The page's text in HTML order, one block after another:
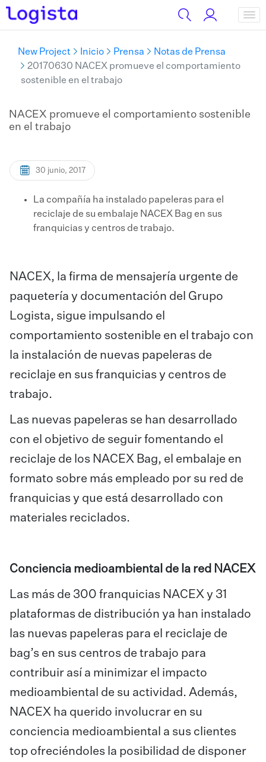
New Project Inicio Prensa
Notas de Prensa
20170630 NACEX promueve el comportamiento
sostenible en el trabajo
NACEX promueve el comportamiento sostenible
en el trabajo
30 junio, 2017
La compañía ha instalado papeleras para el
reciclaje de su embalaje NACEX Bag en sus
franquicias y centros de trabajo.
NACEX, la firma de mensajería urgente de
paquetería y documentación del Grupo
Logista, sigue impulsando el
comportamiento sostenible en el trabajo con
la instalación de nuevas papeleras de
reciclaje en sus franquicias y centros de
trabajo.
Las nuevas papeleras se han desarrollado
con el objetivo de seguir fomentando el
reciclaje de los NACEX Bag, el embalaje en
formato sobre más empleado por su red de
franquicias y que está desarrollado con
materiales reciclados.
Conciencia medioambiental de la red NACEX
Las más de 300 franquicias NACEX y 31
plataformas de distribución ya han instalado
las nuevas papeleras para el reciclaje de
bag’s en sus centros de trabajo para
contribuir así a minimizar el impacto
medioambiental de su actividad. Además,
NACEX ha querido involucrar en su
conciencia medioambiental a sus clientes
top ofreciéndoles la posibilidad de disponer